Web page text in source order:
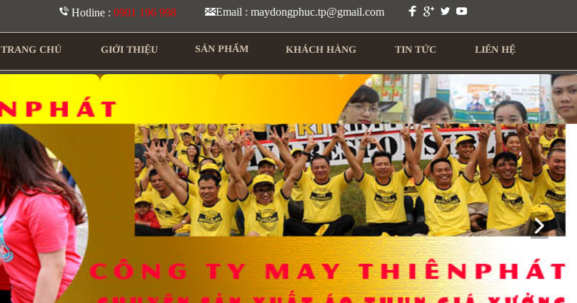
Email : maydongphuc.tp@gmail.com
Hotline : 0901 196 998
TRANG CHỦ GIỚI THIỆU SẢN PHẨM KHÁCH HÀNG TIN TỨC LIÊN HỆ